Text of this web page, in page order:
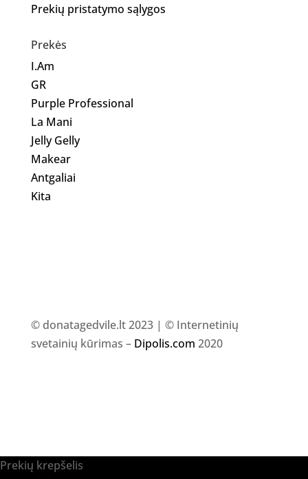
Prekių pristatymo sąlygos
Prekės
I.Am
GR
Purple Professional
La Mani
Jelly Gelly
Makear
Antgaliai
Kita
© donatagedvile.lt 2023 | © Internetinių
svetainių kūrimas – Dipolis.com 2020
Prekių krepšelis